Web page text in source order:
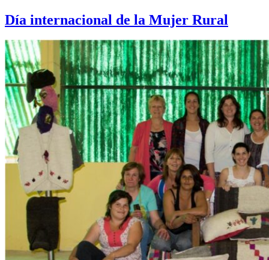
Día internacional de la Mujer Rural